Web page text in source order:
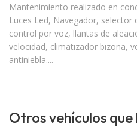
Mantenimiento realizado en
Luces Led, Navegador,
control por voz, llantas de
velocidad, climatizador bizona,
antiniebla....
Otros vehículos